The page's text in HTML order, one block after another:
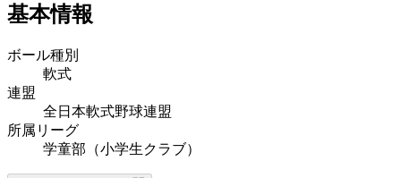
基本情報
ボール種別
軟式
連盟
全日本軟式野球連盟
所属リーグ
学童部（小学生クラブ）